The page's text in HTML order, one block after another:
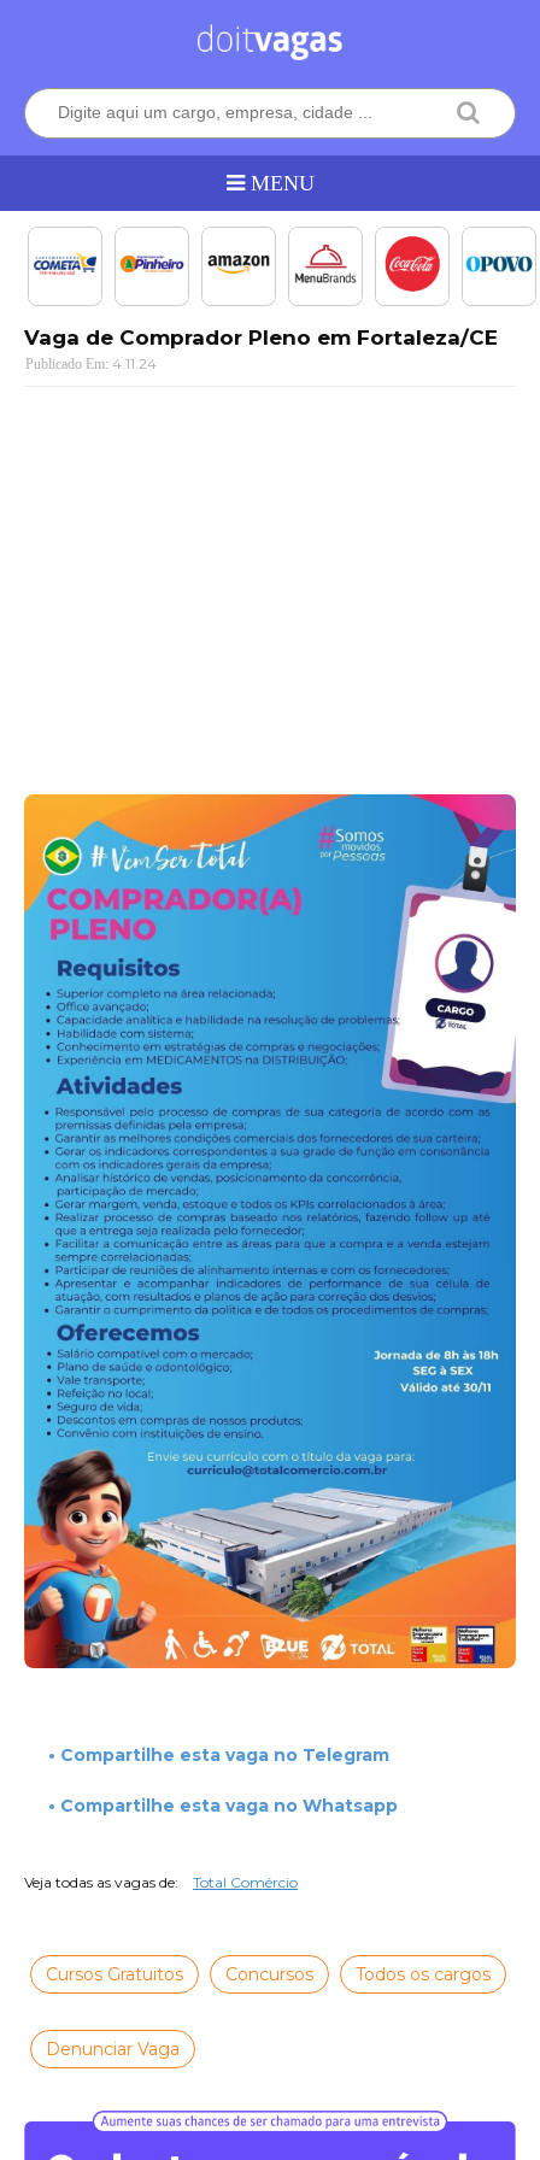
Vaga de Comprador Pleno em Fortaleza/CE
4.11.24
• Compartilhe esta vaga no Telegram
• Compartilhe esta vaga no Whatsapp
Veja todas as vagas de: Total Comércio
Cursos Gratuitos Concursos Todos os cargos
Denunciar Vaga